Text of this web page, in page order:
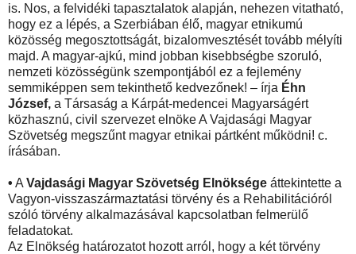
is. Nos, a felvidéki tapasztalatok alapján, nehezen vitatható,
hogy ez a lépés, a Szerbiában élő, magyar etnikumú
közösség megosztottságát, bizalomvesztését tovább mélyíti
majd. A magyar-ajkú, mind jobban kisebbségbe szoruló,
nemzeti közösségünk szempontjából ez a fejlemény
semmiképpen sem tekinthető kedvezőnek! – írja Éhn
József, a Társaság a Kárpát-medencei Magyarságért
közhasznú, civil szervezet elnöke A Vajdasági Magyar
Szövetség megszűnt magyar etnikai pártként működni! c.
írásában.
• A Vajdasági Magyar Szövetség Elnöksége áttekintette a
Vagyon-visszaszármaztatási törvény és a Rehabilitációról
szóló törvény alkalmazásával kapcsolatban felmerülő
feladatokat.
Az Elnökség határozatot hozott arról, hogy a két törvény